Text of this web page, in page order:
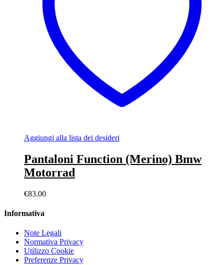
Aggiungi alla lista dei desideri
Pantaloni Function (Merino) Bmw
Motorrad
€83.00
Informativa
Note Legali
Normativa Privacy
Utilizzo Cookie
Preferenze Privacy